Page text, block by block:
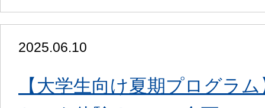
2025.06.10
【大学生向け夏期プログラ